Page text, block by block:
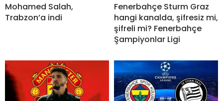
Mohamed Salah,
Trabzon’a indi
Fenerbahçe Sturm Graz
hangi kanalda, şifresiz mi,
şifreli mi? Fenerbahçe
Şampiyonlar Ligi